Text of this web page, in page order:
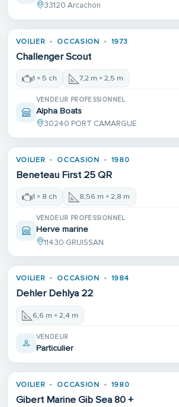
33120 Arcachon
VOILIER OCCASION 1973
Challenger Scout
1 × 5 ch 7,2 m × 2,5 m
VENDEUR PROFESSIONNEL
Alpha Boats
30240 PORT CAMARGUE
VOILIER OCCASION 1980
Beneteau First 25 QR
1 × 8 ch 8,56 m × 2,8 m
VENDEUR PROFESSIONNEL
Herve marine
11430 GRUISSAN
VOILIER OCCASION 1984
Dehler Dehlya 22
6,6 m × 2,4 m
VENDEUR
Particulier
VOILIER OCCASION 1980
Gibert Marine Gib Sea 80 +